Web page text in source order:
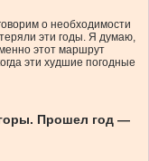
о необходимости
эти годы. Я думаю,
этот маршрут
эти худшие погодные
Прошел год —